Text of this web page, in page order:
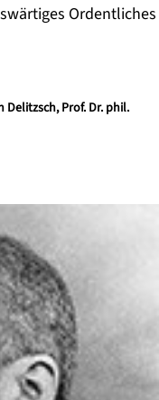
Ordentliches
Delitzsch, Prof. Dr. phil.